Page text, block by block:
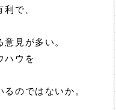
で、
見が多い。
ハウを
のではないか。